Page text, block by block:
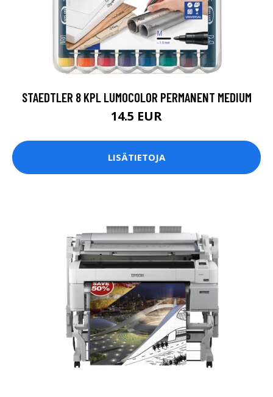
STAEDTLER 8 KPL LUMOCOLOR PERMANENT MEDIUM
14.5 EUR
LISÄTIETOJA